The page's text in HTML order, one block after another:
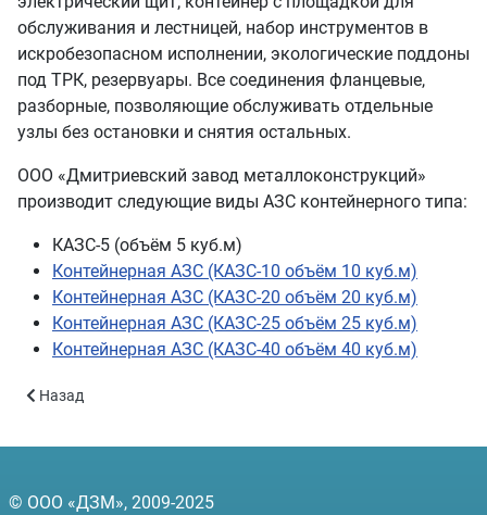
обслуживания и лестницей, набор инструментов в
искробезопасном исполнении, экологические поддоны
под ТРК, резервуары. Все соединения фланцевые,
разборные, позволяющие обслуживать отдельные
узлы без остановки и снятия остальных.
ООО «Дмитриевский завод металлоконструкций»
производит следующие виды АЗС контейнерного типа:
КАЗС-5 (объём 5 куб.м)
Контейнерная АЗС (КАЗС-10 объём 10 куб.м)
Контейнерная АЗС (КАЗС-20 объём 20 куб.м)
Контейнерная АЗС (КАЗС-25 объём 25 куб.м)
Контейнерная АЗС (КАЗС-40 объём 40 куб.м)
Предыдущий: Контейнерная АЗС (КАЗС-20 объём 20 куб.м)
Назад
© ООО «ДЗМ», 2009-2025